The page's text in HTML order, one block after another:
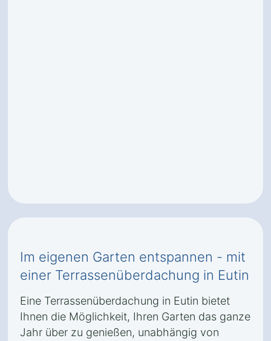
Im eigenen Garten entspannen - mit
einer Terrassenüberdachung in Eutin
Eine Terrassenüberdachung in Eutin bietet
Ihnen die Möglichkeit, Ihren Garten das ganze
Jahr über zu genießen, unabhängig von